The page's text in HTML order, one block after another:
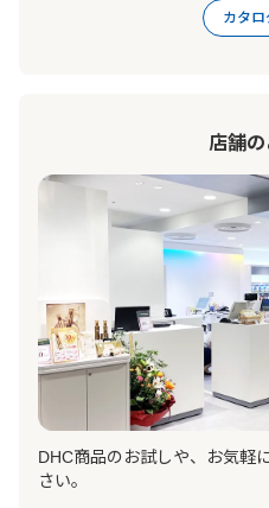
カタロ
店舗
DHC商品のお試しや、お気軽
さい。